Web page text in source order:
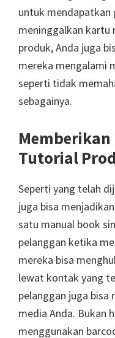
untuk mendapatkan
meninggalkan kartu
produk, Anda juga
mereka mengalami
seperti tidak
sebagainya.
Tutorial
Seperti yang telah
juga bisa
satu manual book
pelanggan ketika
mereka bisa
lewat kontak yang
pelanggan juga bisa
media Anda. Bukan
menggunakan